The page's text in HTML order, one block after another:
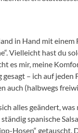
in Hand mit
Vielleicht hast du
es mir, meine
– ich auf
auch (halbwegs
alles geändert,
spanische
Hosen“